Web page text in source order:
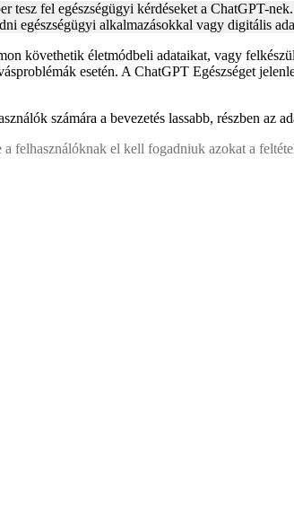
fel egészségügyi kérdéseket a ChatGPT-
egészségügyi alkalmazásokkal vagy digitális
követhetik életmódbeli adataikat, vagy
esetén. A ChatGPT Egészséget
számára a bevezetés lassabb, részben az
felhasználóknak el kell fogadniuk azokat a